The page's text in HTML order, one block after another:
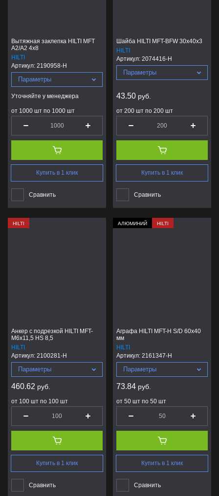
Вытяжная заклепка HILTI MFT
A2/A2 4x8
HILTI
Артикул: 2190958-H
Параметры
Уточняйте у менеджера
от 1000 шт по 1000 шт
Купить в 1 клик
Сравнить
Шайба HILTI MFT-BFW 30x40x3
HILTI
Артикул: 2074416-H
Параметры
43.50 руб.
от 200 шт по 200 шт
Купить в 1 клик
Сравнить
HILTI
Анкер с подрезкой HILTI MFT-
M6x11,5 HS 8,5
HILTI
Артикул: 2100281-H
Параметры
460.62 руб.
от 100 шт по 100 шт
Купить в 1 клик
Сравнить
АЛЮМИНИЙ HILTI
Аграфа HILTI MFT-H S/D 60x40
мм
HILTI
Артикул: 2161347-H
Параметры
73.84 руб.
от 50 шт по 50 шт
Купить в 1 клик
Сравнить